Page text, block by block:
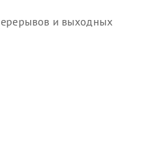
и выходных